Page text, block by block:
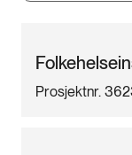
Prosjektnr.